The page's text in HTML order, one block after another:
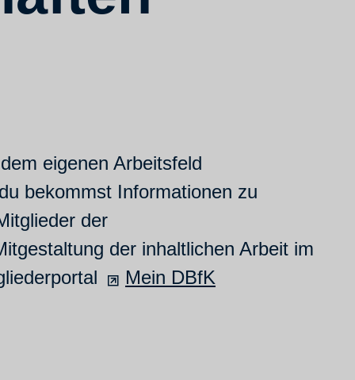
eigenen Arbeitsfeld
bekommst Informationen zu
der
der inhaltlichen Arbeit im
Mein DBfK